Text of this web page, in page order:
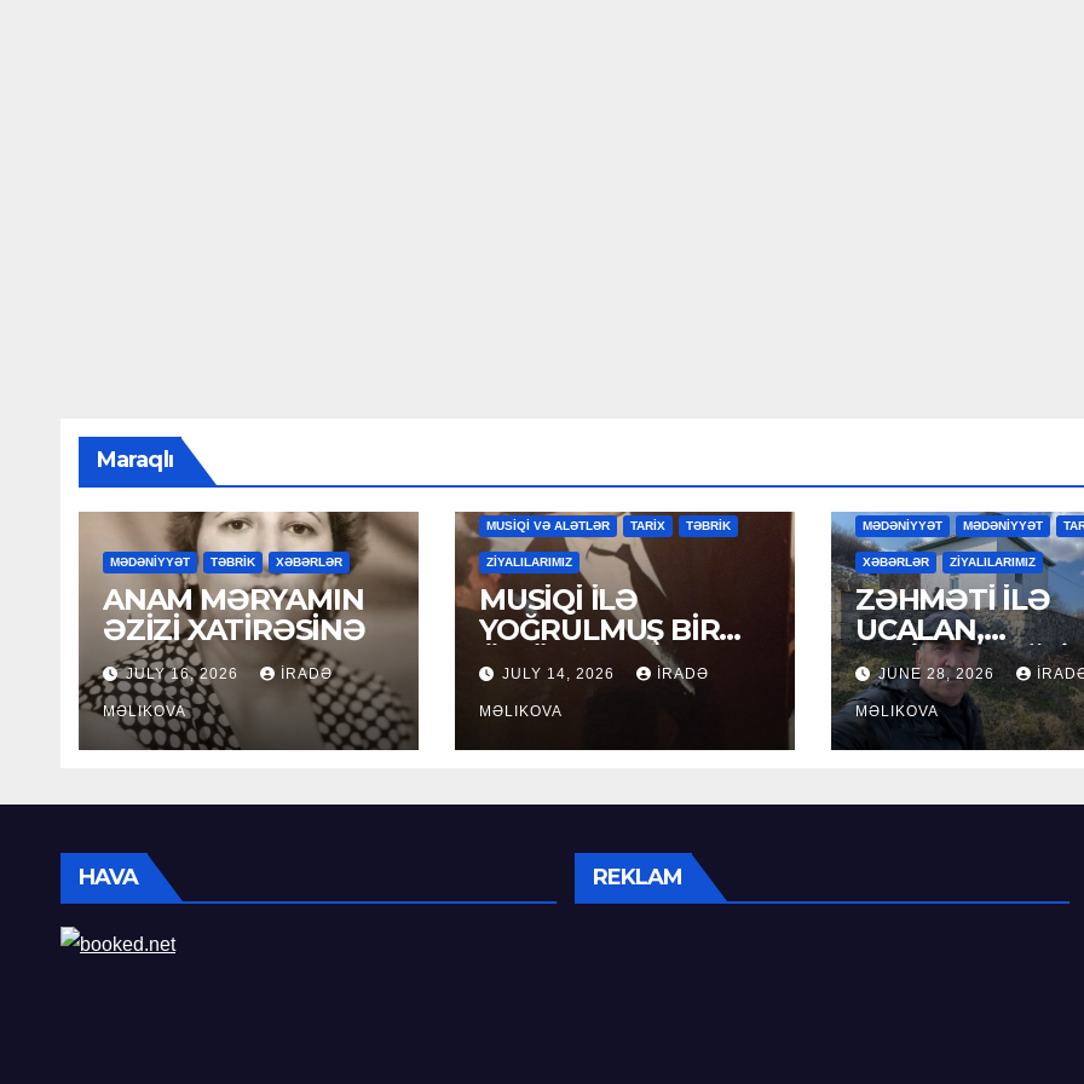
Maraqlı
MƏDƏNİYYƏT TƏBRİK XƏBƏRLƏR
ANAM MƏRYAMIN
ƏZİZİ XATİRƏSİNƏ
JULY 16, 2026 İRADƏ
MƏLIKOVA
MAHNILAR MƏDƏNİYYƏT MƏDƏNİYYƏT
MUSİQİ VƏ ALƏTLƏR TARİX TƏBRİK
ZİYALILARIMIZ
MUSİQİ İLƏ
YOĞRULMUŞ BİR
ÖMÜR
JULY 14, 2026 İRADƏ
MƏLIKOVA
MƏDƏNİYYƏT MƏDƏNİYYƏT
XƏBƏRLƏR ZİYALILARIMIZ
ZƏHMƏTİ İLƏ
UCALAN,
XEYİRXAHLIĞI
SEÇİLƏN: HACI
RAMAZAN
JUNE 28, 2026
MƏLIKOVA
HAVA REKLAM